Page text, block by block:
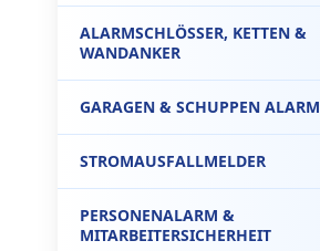
ALARMSCHLÖSSER, KETTEN &
WANDANKER
GARAGEN & SCHUPPEN ALARM
STROMAUSFALLMELDER
PERSONENALARM &
MITARBEITERSICHERHEIT